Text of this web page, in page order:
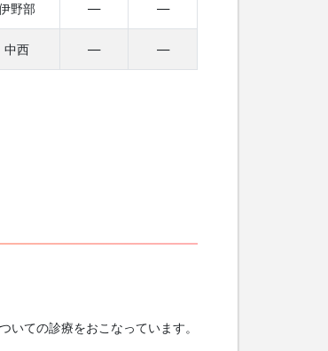
野部 — —
中西 — —
ての診療をおこなっています。